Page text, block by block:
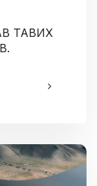
ТАВИХ